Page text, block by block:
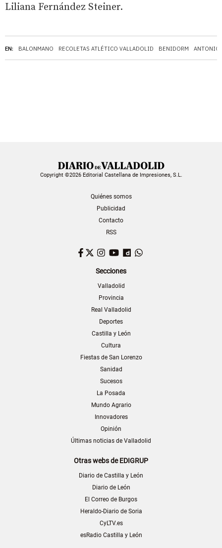
EN: BALONMANO RECOLETAS ATLÉTICO VALLADOLID BENIDORM ANTONIO
Liliana Fernández Steiner.
Copyright ©2026 Editorial Castellana de Impresiones, S.L.
Quiénes somos
Publicidad
Contacto
RSS
Facebook
TwitterInstagram
YouTubeDailymotion
Secciones
Valladolid
Provincia
Real Valladolid
Deportes
Castilla y León
Cultura
Fiestas de San Lorenzo
Sanidad
Sucesos
La Posada
Mundo Agrario
Innovadores
Opinión
Últimas noticias de Valladolid
Otras webs de EDIGRUP
Diario de Castilla y León
Diario de León
El Correo de Burgos
Heraldo-Diario de Soria
CyLTV.es
esRadio Castilla y León